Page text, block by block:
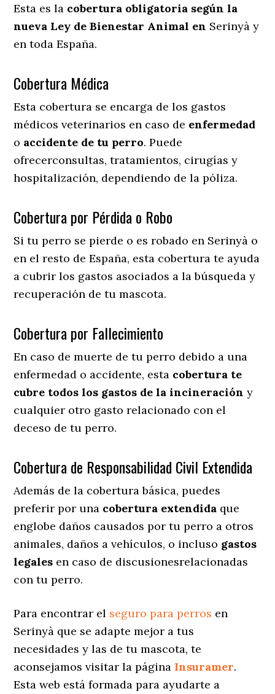
Esta es la cobertura obligatoria según la
nueva Ley de Bienestar Animal en Serinyà y
en toda España.
Cobertura Médica
Esta cobertura se encarga de los gastos
médicos veterinarios en caso de enfermedad
o accidente de tu perro. Puede
ofrecerconsultas, tratamientos, cirugías y
hospitalización, dependiendo de la póliza.
Cobertura por Pérdida o Robo
Si tu perro se pierde o es robado en Serinyà o
en el resto de España, esta cobertura te ayuda
a cubrir los gastos asociados a la búsqueda y
recuperación de tu mascota.
Cobertura por Fallecimiento
En caso de muerte de tu perro debido a una
enfermedad o accidente, esta cobertura te
cubre todos los gastos de la incineración y
cualquier otro gasto relacionado con el
deceso de tu perro.
Cobertura de Responsabilidad Civil Extendida
Además de la cobertura básica, puedes
preferir por una cobertura extendida que
englobe daños causados por tu perro a otros
animales, daños a vehículos, o incluso gastos
legales en caso de discusionesrelacionadas
con tu perro.
Para encontrar el seguro para perros en
Serinyà que se adapte mejor a tus
necesidades y las de tu mascota, te
aconsejamos visitar la página Insuramer.
Esta web está formada para ayudarte a